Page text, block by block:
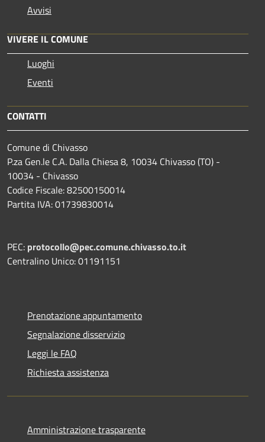
Avvisi
VIVERE IL COMUNE
Luoghi
Eventi
CONTATTI
Comune di Chivasso
P.za Gen.le C.A. Dalla Chiesa 8, 10034 Chivasso (TO) -
10034 - Chivasso
Codice Fiscale: 82500150014
Partita IVA: 01739830014
PEC: protocollo@pec.comune.chivasso.to.it
Centralino Unico: 01191151
Prenotazione appuntamento
Segnalazione disservizio
Leggi le FAQ
Richiesta assistenza
Amministrazione trasparente